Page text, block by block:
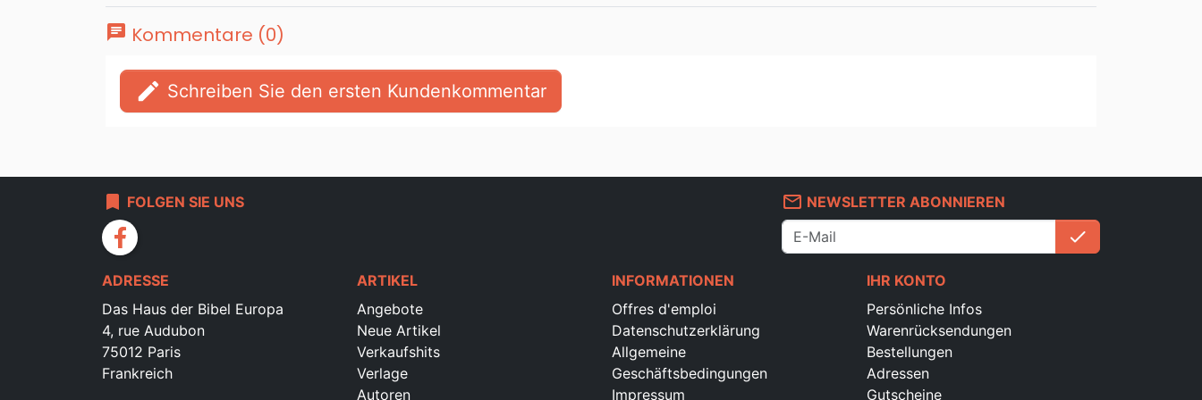
chat Kommentare (0)
edit Schreiben Sie den ersten Kundenkommentar
bookmark FOLGEN SIE UNS
facebook
mail_outline NEWSLETTER ABONNIEREN
check
ADRESSE
Das Haus der Bibel Europa
4, rue Audubon
75012 Paris
Frankreich
ARTIKEL
Angebote
Neue Artikel
Verkaufshits
Verlage
Autoren
INFORMATIONEN
Offres d'emploi
Datenschutzerklärung
Allgemeine
Geschäftsbedingungen
Impressum
IHR KONTO
Persönliche Infos
Warenrücksendungen
Bestellungen
Adressen
Gutscheine